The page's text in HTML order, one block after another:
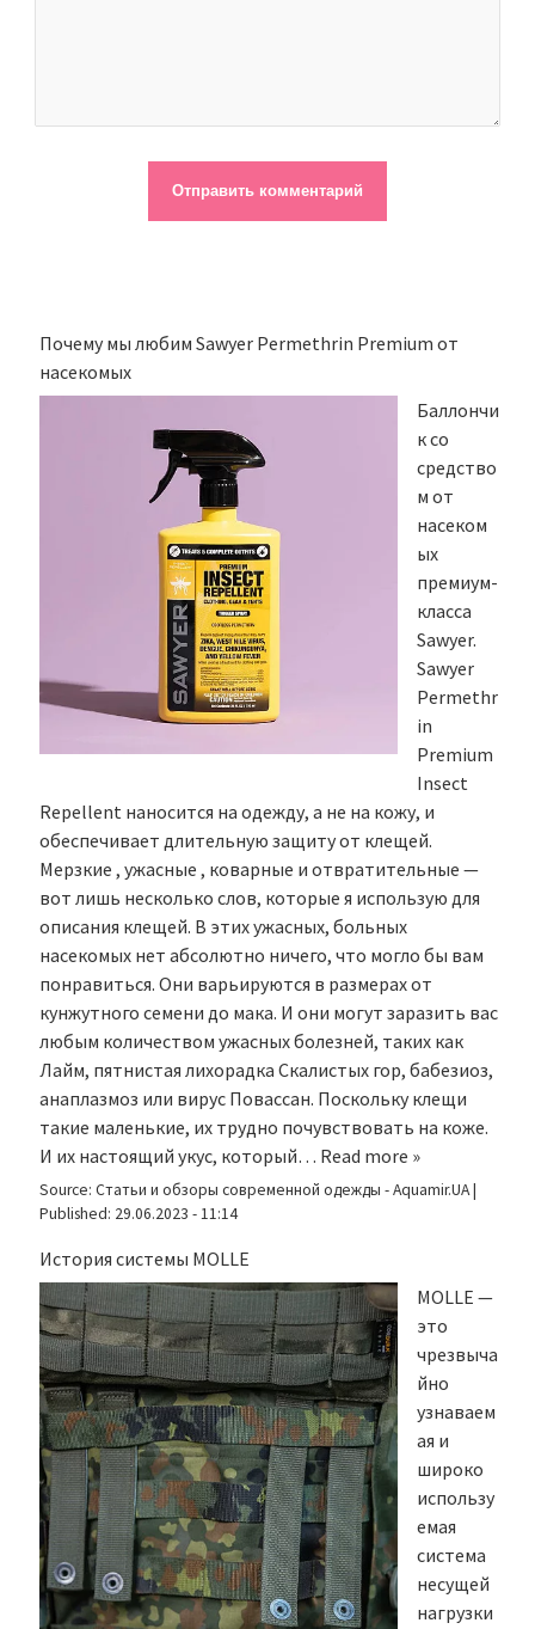
Почему мы любим Sawyer Permethrin Premium от
насекомых
Баллончи
к со
средство
м от
насеком
ых
премиум-
класса
Sawyer.
Sawyer
Permethr
in
Premium
Insect
Repellent наносится на одежду, а не на кожу, и
обеспечивает длительную защиту от клещей.
Мерзкие , ужасные , коварные и отвратительные —
вот лишь несколько слов, которые я использую для
описания клещей. В этих ужасных, больных
насекомых нет абсолютно ничего, что могло бы вам
понравиться. Они варьируются в размерах от
кунжутного семени до мака. И они могут заразить вас
любым количеством ужасных болезней, таких как
Лайм, пятнистая лихорадка Скалистых гор, бабезиоз,
анаплазмоз или вирус Повассан. Поскольку клещи
такие маленькие, их трудно почувствовать на коже.
И их настоящий укус, который… Read more »
Source: Статьи и обзоры современной одежды - Aquamir.UA|
Published: 29.06.2023 - 11:14
История системы MOLLE
MOLLE —
это
чрезвыча
йно
узнаваем
ая и
широко
использу
емая
система
несущей
нагрузки